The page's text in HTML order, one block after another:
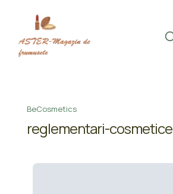
BeCosmetics
reglementari-cosmetice